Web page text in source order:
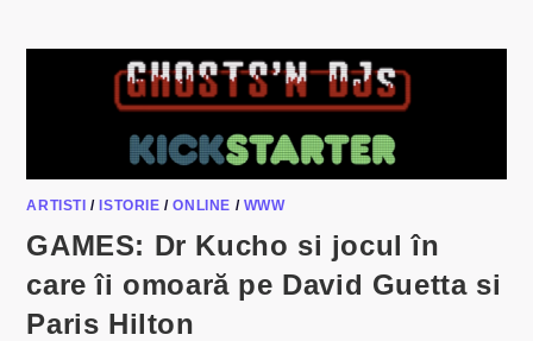
ARTISTI /ISTORIE /ONLINE / WWW
GAMES: Dr Kucho si jocul în
care îi omoară pe David Guetta si
Paris Hilton